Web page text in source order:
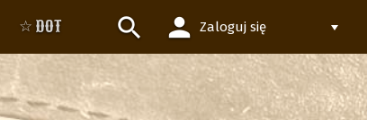
search person Zaloguj się
☆ DOT